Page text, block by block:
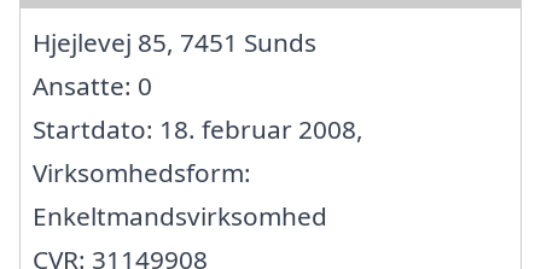
Hjejlevej 85, 7451 Sunds
Ansatte: 0
Startdato: 18. februar 2008,
Virksomhedsform:
Enkeltmandsvirksomhed
CVR: 31149908